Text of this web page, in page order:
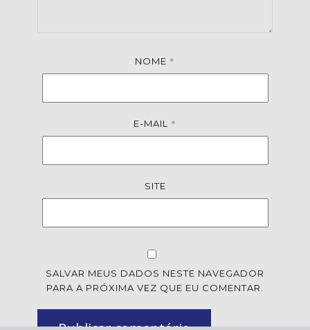
NOME *
E-MAIL *
SITE
SALVAR MEUS DADOS NESTE NAVEGADOR
PARA A PRÓXIMA VEZ QUE EU COMENTAR.